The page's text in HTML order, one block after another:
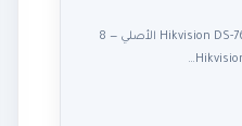
مسجل شبكي Hikvision DS-7608NXI-K2/8P الأصلي — 8